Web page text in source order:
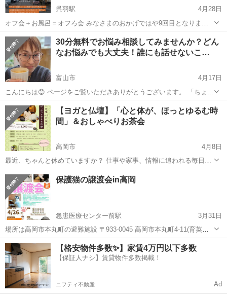
呉羽駅
4月28日
オフ会＋お風呂＝オフろ会 みなさまのおかげではや9回目となりまし
た。富山オフろ会。 みんなでお風呂入ってご飯食べるだけの集まりで
す。 今回は 5月23日（土）19：00～ 呉羽マルトミ鉱泉 & 丸忠食堂 に
て...
富山 富山市 呉羽駅 その他 オフ
30分無料でお悩み相談してみませんか？どん
なお悩みでも大丈夫！誰にも話せないこ…
富山市
4月17日
こんにちは😊 ページをご覧いただきありがとうございます。 「ちょっ
と聞いてほしいだけ」 「でも友達や知り合いには話しにくい…」 そん
なお悩みはありませんか？ 30分、1対1でゆっくりお話を伺います。 ...
富山 富山市 その他 英語学習
【ヨガと仏壇】「心と体が、ほっとゆるむ時
間」＆おしゃべりお茶会
高岡市
4月8日
最近、ちゃんと休めていますか？ 仕事や家事、情報に追われる毎日。
気づけば、心も体も少し疲れているかもしれません。 この時間は、た
だ「整える」ためのひととき。 仏壇に囲まれた静かな空間で、 ゆっく
りと呼...
富山 高岡市 その他 お茶会
保護猫の譲渡会in高岡
急患医療センター前駅
3月31日
場所は高岡市本丸町の避難施設 〒933-0045 高岡市本丸町4-11(育英セ
ンターさん隣です) になっております。 予約された1組ずつ30分～1時
間で見ていただけるようにいたします。 ご予約は本丸施設電話0766-
27-...
富山 高岡市 急患医療センター前駅 その他 Instagram
【格安物件多数✨】家賃4万円以下多数
【保証人ナシ】賃貸物件多数掲載！
ニフティ不動産 Ad